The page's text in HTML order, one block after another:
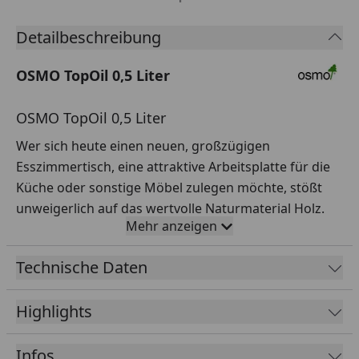
Detailbeschreibung
OSMO TopOil 0,5 Liter
OSMO TopOil 0,5 Liter
Wer sich heute einen neuen, großzügigen
Esszimmertisch, eine attraktive Arbeitsplatte für die
Küche oder sonstige Möbel zulegen möchte, stößt
unweigerlich auf das wertvolle Naturmaterial Holz.
Sie haben sich verliebt? Dann ist es ratsam, mit dem
TopOil von OSMO zeitnah etwas für die dauerhafte
Schönheit des „guten Stückes“ zu tun.
Schreibtisch oder Regalböden, Holz hat von Natur
aus eine offenporige Struktur und die gilt es vor dem
Mehr anzeigen
Technische Daten
Highlights